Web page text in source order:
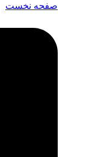
صفحه نخست